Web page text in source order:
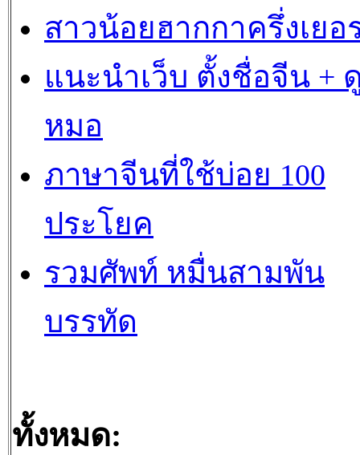
สาวน้อยฮากกาครึ่งเยอ
แนะนำเว็บ ตั้งชื่อจีน +
หมอ
ภาษาจีนที่ใช้บ่อย 100
ประโยค
รวมศัพท์ หมื่นสามพัน
บรรทัด
ทั้งหมด: